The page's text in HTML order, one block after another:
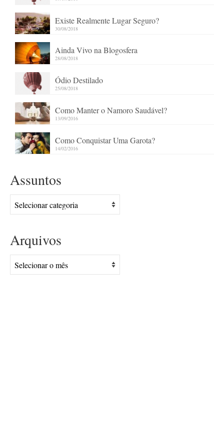
Existe Realmente Lugar Seguro?
30/08/2018
Ainda Vivo na Blogosfera
28/08/2018
Ódio Destilado
25/08/2018
Como Manter o Namoro Saudável?
13/09/2016
Como Conquistar Uma Garota?
14/02/2016
Assuntos
Assuntos
Arquivos
Arquivos